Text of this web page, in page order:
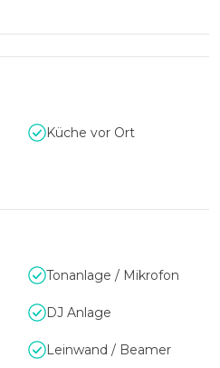
wie private Partys,
in 2 Bereiche geteilt
Wintergarten von Oswald
und beide Dächer in der
von raffiniert öffnen und die
mit den Gartenanlagen
Küche vor Ort
Tonanlage / Mikrofon
DJ Anlage
Leinwand / Beamer